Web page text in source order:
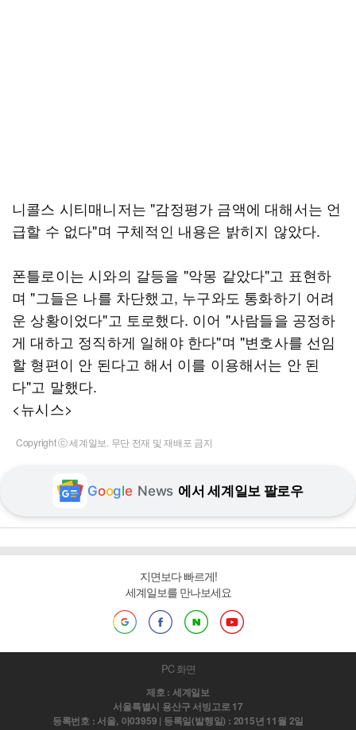
니콜스 시티매니저는 "감정평가 금액에 대해서는 언
급할 수 없다"며 구체적인 내용은 밝히지 않았다.
폰틀로이는 시와의 갈등을 "악몽 같았다"고 표현하
며 "그들은 나를 차단했고, 누구와도 통화하기 어려
운 상황이었다"고 토로했다. 이어 "사람들을 공정하
게 대하고 정직하게 일해야 한다"며 "변호사를 선임
할 형편이 안 된다고 해서 이를 이용해서는 안 된
다"고 말했다.
<뉴시스>
Copyright ⓒ 세계일보. 무단 전재 및 재배포 금지
Google News 에서 세계일보 팔로우
지면보다 빠르게!
세계일보를 만나보세요
PC 화면
제호 : 세계일보
서울특별시 용산구 서빙고로 17
등록번호 : 서울, 아03959 | 등록일(발행일) : 2015년 11월 2일